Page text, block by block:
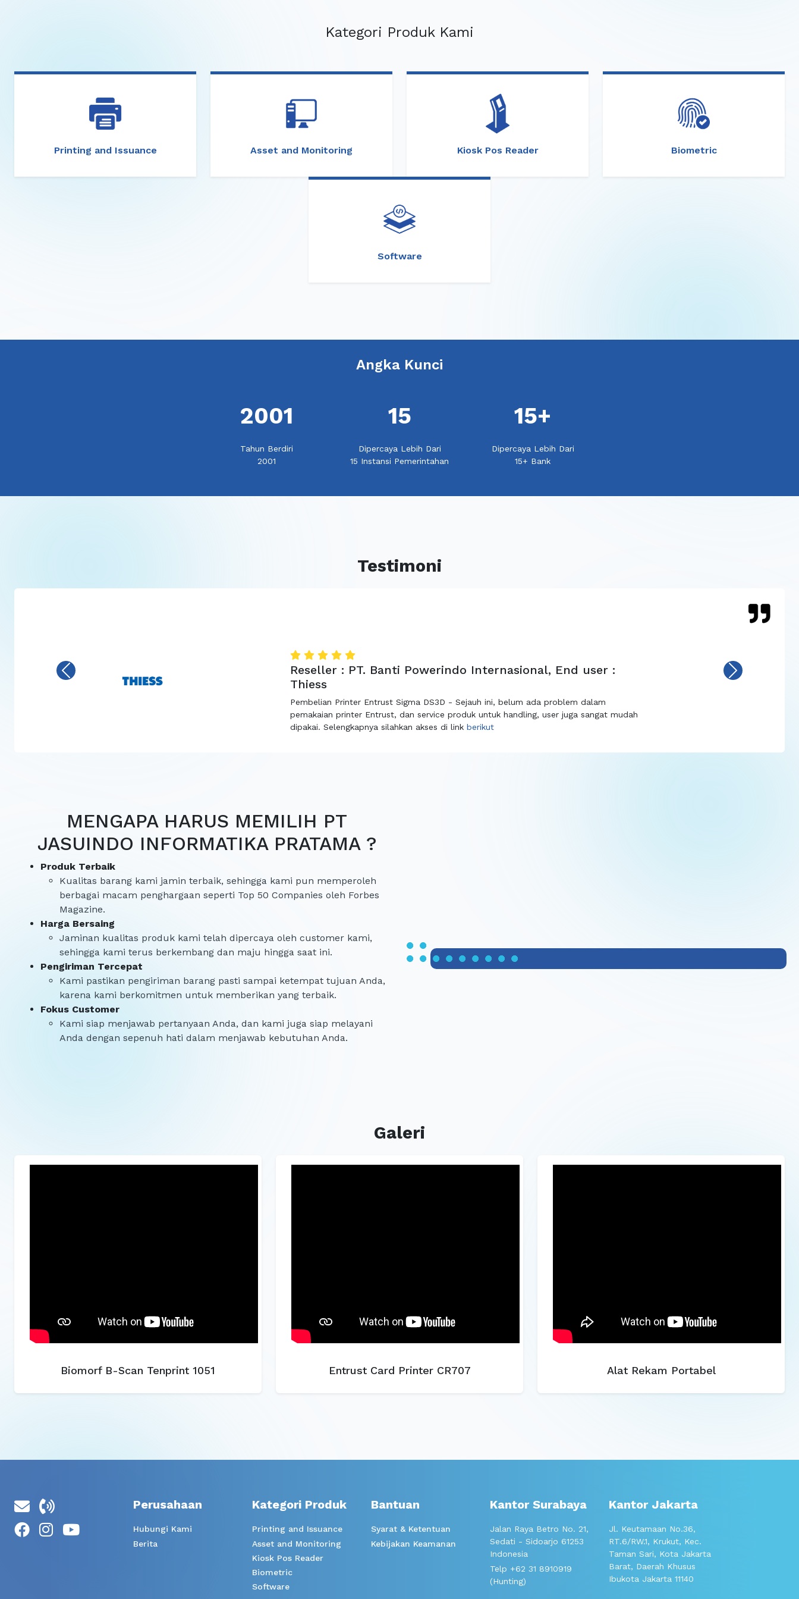
Kategori Produk Kami
Printing and Issuance Asset and Monitoring Kiosk Pos Reader Biometric
Software
Angka Kunci
2001
Tahun Berdiri
2001
15
Dipercaya Lebih Dari
15 Instansi Pemerintahan
15+
Dipercaya Lebih Dari
15+ Bank
Testimoni
Reseller : CV. Artha Fanca Utama, End user : Bank BTN
Pembelian Printer Entrust CR805 - Hasilnya lebih tajam dan tidak kasar, kalau untuk
fiturnya lumayan mudah untuk digunakan, dan untuk harganya sudah sesuai.
Selengkapnya silahkan akses di linkberikut
Previous Next
JASUINDO INFORMATIKA PRATAMA ?
Produk Terbaik
Kualitas barang kami jamin terbaik, sehingga kami pun memperoleh
berbagai macam penghargaan seperti Top 50 Companies oleh Forbes
Magazine.
Harga Bersaing
Jaminan kualitas produk kami telah dipercaya oleh customer kami,
sehingga kami terus berkembang dan maju hingga saat ini.
Pengiriman Tercepat
Kami pastikan pengiriman barang pasti sampai ketempat tujuan Anda,
karena kami berkomitmen untuk memberikan yang terbaik.
Fokus Customer
Kami siap menjawab pertanyaan Anda, dan kami juga siap melayani
Anda dengan sepenuh hati dalam menjawab kebutuhan Anda.
Berita
Asset and Monitoring
Kiosk Pos Reader
Biometric
Software
Kebijakan Keamanan
Sedati - Sidoarjo 61253
Indonesia
Telp +62 31 8910919
(Hunting)
RT.6/RW.1, Krukut, Kec.
Taman Sari, Kota Jakarta
Barat, Daerah Khusus
Ibukota Jakarta 11140